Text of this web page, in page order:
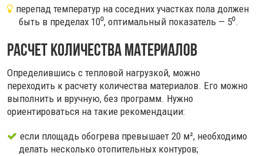
перепад температур на соседних участках пола должен
быть в пределах 10⁰, оптимальный показатель — 5⁰.
Расчет количества материалов
Определившись с тепловой нагрузкой, можно
переходить к расчету количества материалов. Его можно
выполнить и вручную, без программ. Нужно
ориентироваться на такие рекомендации:
если площадь обогрева превышает 20 м², необходимо
делать несколько отопительных контуров;